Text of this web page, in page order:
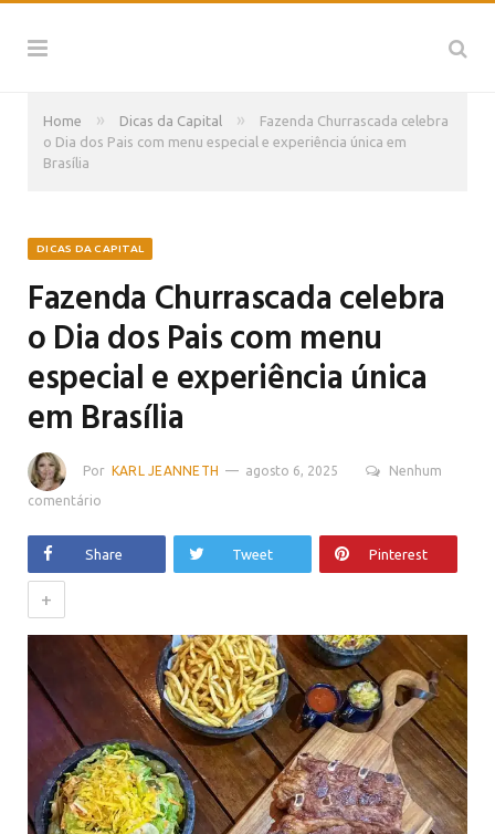
Home » Dicas da Capital »
Fazenda Churrascada celebra
o Dia dos Pais com menu especial e experiência única em
Brasília
DICAS DA CAPITAL
Fazenda Churrascada celebra
o Dia dos Pais com menu
especial e experiência única
em Brasília
Por KARL JEANNETH agosto 6, 2025 Nenhum
comentário
Share Tweet Pinterest
+